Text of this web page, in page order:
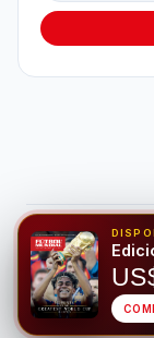
© 2026 Fútbol
para fines de
responsable.
Juego
Hecho para el